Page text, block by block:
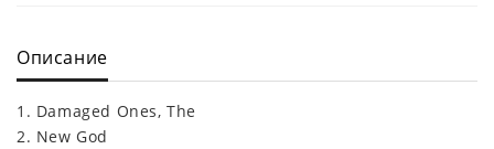
Описание
1. Damaged Ones, The
2. New God